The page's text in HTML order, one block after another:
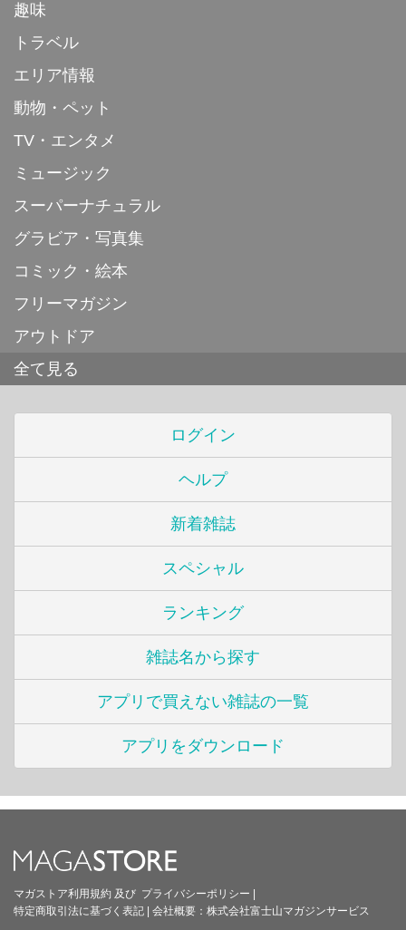
趣味
トラベル
エリア情報
動物・ペット
TV・エンタメ
ミュージック
スーパーナチュラル
グラビア・写真集
コミック・絵本
フリーマガジン
アウトドア
全て見る
ログイン
ヘルプ
新着雑誌
スペシャル
ランキング
雑誌名から探す
アプリで買えない雑誌の一覧
アプリをダウンロード
マガストア利用規約 及び プライバシーポリシー |
特定商取引法に基づく表記 | 会社概要： 株式会社富士山マガジンサービス